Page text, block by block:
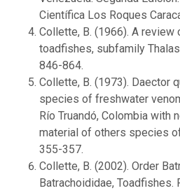
Científica Los Roques
Collette, B. (1966). A review
toadfishes, subfamily
846-864.
Collette, B. (1973). Daector
species of freshwater
Río Truandó, Colombia with
material of others species
355-357.
Collette, B. (2002). Order
Batrachoididae, Toadfishes.